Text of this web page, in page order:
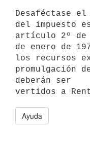
Desaféctase
del impuesto
artículo 2º de
de enero de
los recursos
promulgación
deberán ser
Ayuda